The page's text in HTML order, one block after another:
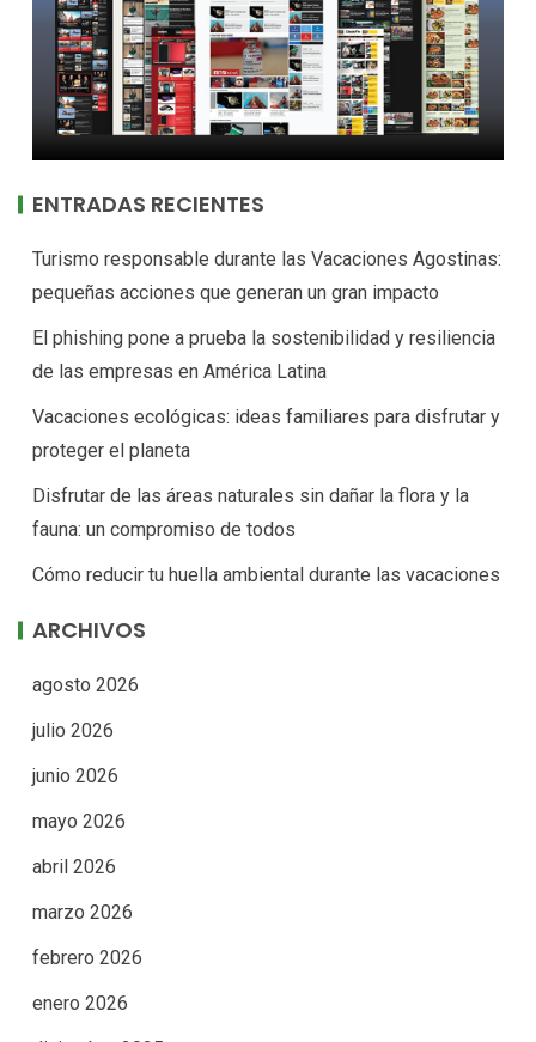
ENTRADAS RECIENTES
Turismo responsable durante las Vacaciones Agostinas:
pequeñas acciones que generan un gran impacto
El phishing pone a prueba la sostenibilidad y resiliencia
de las empresas en América Latina
Vacaciones ecológicas: ideas familiares para disfrutar y
proteger el planeta
Disfrutar de las áreas naturales sin dañar la flora y la
fauna: un compromiso de todos
Cómo reducir tu huella ambiental durante las vacaciones
ARCHIVOS
agosto 2026
julio 2026
junio 2026
mayo 2026
abril 2026
marzo 2026
febrero 2026
enero 2026